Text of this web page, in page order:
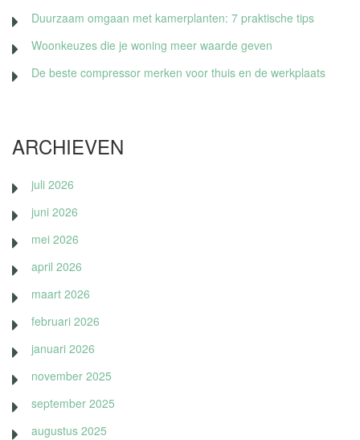
Duurzaam omgaan met kamerplanten: 7 praktische tips
Woonkeuzes die je woning meer waarde geven
De beste compressor merken voor thuis en de werkplaats
ARCHIEVEN
juli 2026
juni 2026
mei 2026
april 2026
maart 2026
februari 2026
januari 2026
november 2025
september 2025
augustus 2025